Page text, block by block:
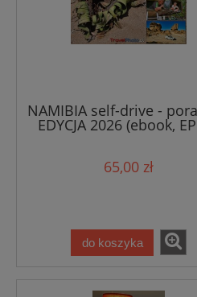
NAMIBIA self-drive -
EDYCJA 2026 (ebook,
65,00 zł
do koszyka